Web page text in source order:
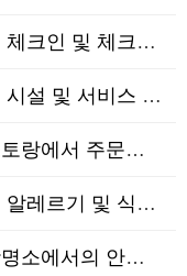
: Hotel Check-in an…
하기 : Inquiring abou…
Ordering at Restaur…
전달하기 : Communic…
의 : Guidance and In…